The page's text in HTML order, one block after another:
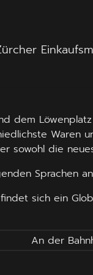
dem
sowohl die
Sprachen
sich ein
An der